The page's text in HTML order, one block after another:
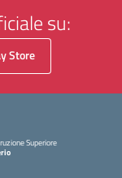
su:
Store
Superiore
iniziale della scuola